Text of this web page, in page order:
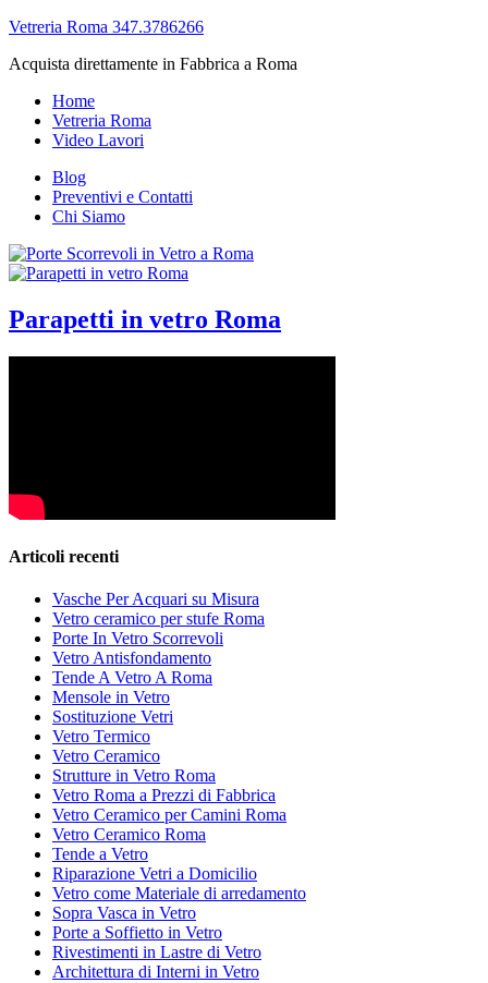
Vetreria Roma 347.3786266
Acquista direttamente in Fabbrica a Roma
Home
Vetreria Roma
Video Lavori
Blog
Preventivi e Contatti
Chi Siamo
Parapetti in vetro Roma
Articoli recenti
Vasche Per Acquari su Misura
Vetro ceramico per stufe Roma
Porte In Vetro Scorrevoli
Vetro Antisfondamento
Tende A Vetro A Roma
Mensole in Vetro
Sostituzione Vetri
Vetro Termico
Vetro Ceramico
Strutture in Vetro Roma
Vetro Roma a Prezzi di Fabbrica
Vetro Ceramico per Camini Roma
Vetro Ceramico Roma
Tende a Vetro
Riparazione Vetri a Domicilio
Vetro come Materiale di arredamento
Sopra Vasca in Vetro
Porte a Soffietto in Vetro
Rivestimenti in Lastre di Vetro
Architettura di Interni in Vetro